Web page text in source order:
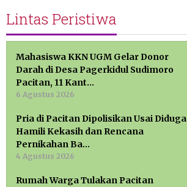
Lintas Peristiwa
Mahasiswa KKN UGM Gelar Donor
Darah di Desa Pagerkidul Sudimoro
Pacitan, 11 Kant…
6 Agustus 2026
Pria di Pacitan Dipolisikan Usai Diduga
Hamili Kekasih dan Rencana
Pernikahan Ba…
4 Agustus 2026
Rumah Warga Tulakan Pacitan